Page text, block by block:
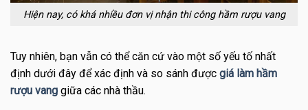
Hiện nay, có khá nhiều đơn vị nhận thi công hầm rượu vang
Tuy nhiên, bạn vẫn có thể căn cứ vào một số yếu tố nhất
định dưới đây để xác định và so sánh được giá làm hầm
rượu vang giữa các nhà thầu.